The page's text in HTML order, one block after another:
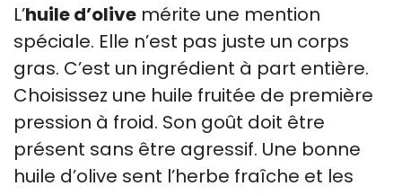
L’huile d’olive mérite une mention
spéciale. Elle n’est pas juste un corps
gras. C’est un ingrédient à part entière.
Choisissez une huile fruitée de première
pression à froid. Son goût doit être
présent sans être agressif. Une bonne
huile d’olive sent l’herbe fraîche et les